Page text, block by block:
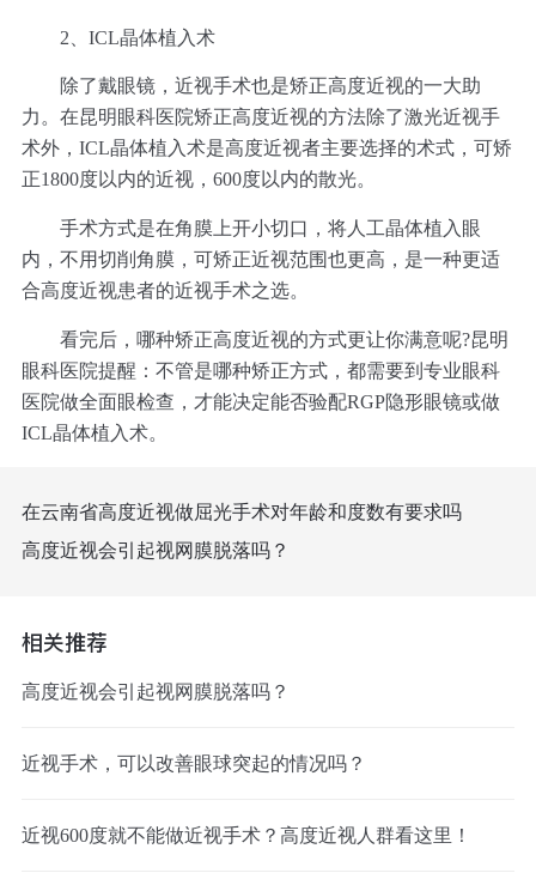
2、ICL晶体植入术
除了戴眼镜，近视手术也是矫正高度近视的一大助
力。在昆明眼科医院矫正高度近视的方法除了激光近视手
术外，ICL晶体植入术是高度近视者主要选择的术式，可矫
正1800度以内的近视，600度以内的散光。
手术方式是在角膜上开小切口，将人工晶体植入眼
内，不用切削角膜，可矫正近视范围也更高，是一种更适
合高度近视患者的近视手术之选。
看完后，哪种矫正高度近视的方式更让你满意呢?昆明
眼科医院提醒：不管是哪种矫正方式，都需要到专业眼科
医院做全面眼检查，才能决定能否验配RGP隐形眼镜或做
ICL晶体植入术。
在云南省高度近视做屈光手术对年龄和度数有要求吗
高度近视会引起视网膜脱落吗？
相关推荐
高度近视会引起视网膜脱落吗？
近视手术，可以改善眼球突起的情况吗？
近视600度就不能做近视手术？高度近视人群看这里！